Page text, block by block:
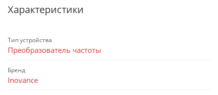
Характеристики
Тип устройства
Преобразователь частоты
Бренд
Inovance